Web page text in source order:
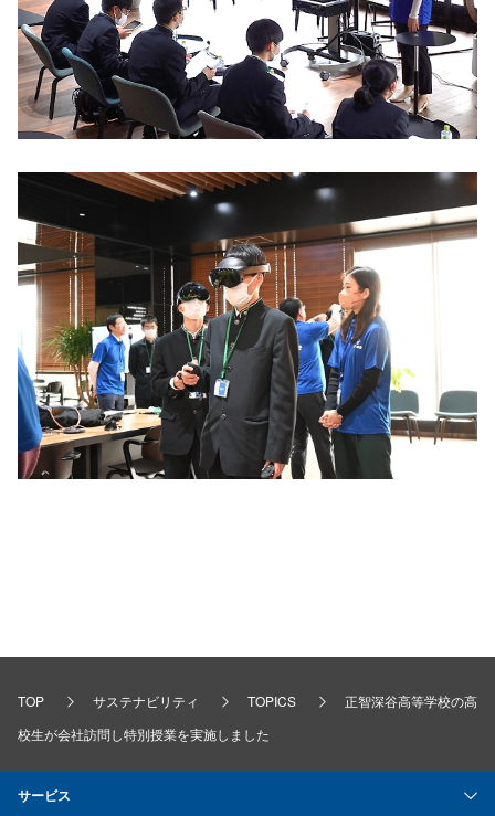
TOP サステナビリティ TOPICS
正智深谷高等学校の高
校生が会社訪問し特別授業を実施しました
サービス